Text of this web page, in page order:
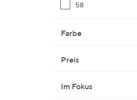
58
Farbe
Preis
Im Fokus